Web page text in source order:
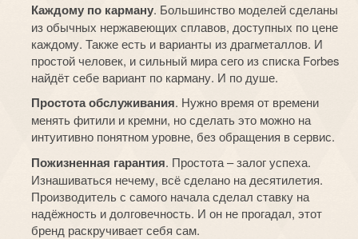
Каждому по карману. Большинство моделей сделаны
из обычных нержавеющих сплавов, доступных по цене
каждому. Также есть и варианты из драгметаллов. И
простой человек, и сильный мира сего из списка Forbes
найдёт себе вариант по карману. И по душе.
Простота обслуживания. Нужно время от времени
менять фитили и кремни, но сделать это можно на
интуитивно понятном уровне, без обращения в сервис.
Пожизненная гарантия. Простота – залог успеха.
Изнашиваться нечему, всё сделано на десятилетия.
Производитель с самого начала сделал ставку на
надёжность и долговечность. И он не прогадал, этот
бренд раскручивает себя сам.